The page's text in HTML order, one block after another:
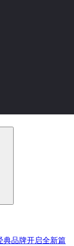
典品牌开启全新篇